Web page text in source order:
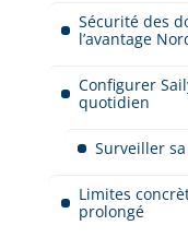
Sécurité des
l’avantage
Configurer
quotidien
Surveiller
Limites
prolongé